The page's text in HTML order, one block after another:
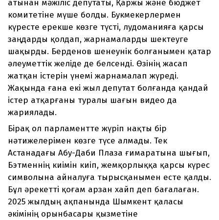
атынан мәжіліс депутаты, Қаржы және бюджет
комитетіне мүше болды. Букмекерлермен
күресте ерекше көзге түсті, лудоманияға қарсы
заңдарды қолдап, жарнамаларды шектеуге
шақырды. Берденов шенеунік болғанымен қатар
әлеуметтік желіде де белсенді. Өзінің жасап
жатқан істерін үнемі жарнамалап жүреді.
Жақында ғана екі жыл депутат болғанда қандай
істер атқарғаны туралы шағын видео да
жариялады.
Бірақ ол парламентте жүріп нақты бір
нәтижелерімен көзге түсе алмады. Тек
Астанадағы Абу-Даби Плаза ғимаратына шығып,
Бэтменнің киімін киіп, жемқорлыққа қарсы күрес
символына айналуға тырысқанымен есте қалды.
Бұл әрекетті қоғам арзан хайп деп бағалаған.
2025 жылдың ақпанында Шымкент қаласы
әкімінің орынбасары қызметіне